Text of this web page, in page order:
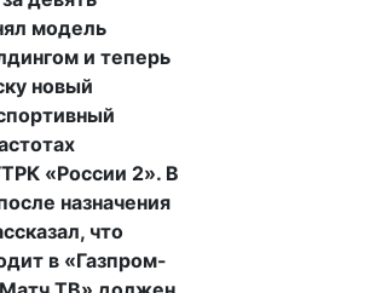
модель
и теперь
новый
«России 2». В
назначения
что
в «Газпром-